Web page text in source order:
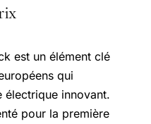
est un élément clé
qui
électrique innovant.
pour la première